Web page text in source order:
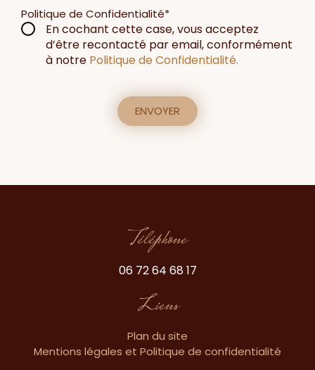
Politique de Confidentialité*
En cochant cette case, vous acceptez
d’être recontacté par email, conformément
à notre Politique de Confidentialité.
Téléphone
06 72 64 68 17
Liens
Plan du site
Mentions légales et Politique de confidentialité